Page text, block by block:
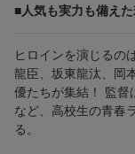
■人気も実力も備え
ヒロインを演じるの
龍臣、坂東龍汰、岡
優たちが集結！ 監督
など、高校生の青春
る。